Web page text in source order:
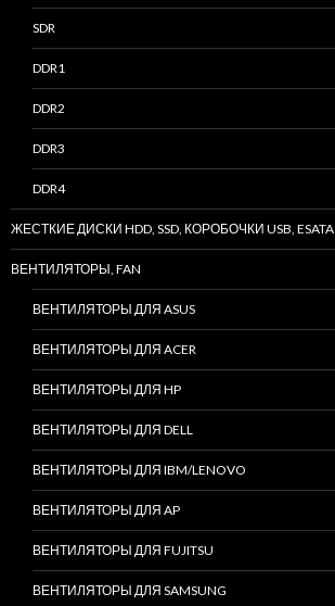
SDR
DDR1
DDR2
DDR3
DDR4
ЖЕСТКИЕ ДИСКИ HDD, SSD, КОРОБОЧКИ USB, ESATA
ВЕНТИЛЯТОРЫ, FAN
ВЕНТИЛЯТОРЫ ДЛЯ ASUS
ВЕНТИЛЯТОРЫ ДЛЯ ACER
ВЕНТИЛЯТОРЫ ДЛЯ HP
ВЕНТИЛЯТОРЫ ДЛЯ DELL
ВЕНТИЛЯТОРЫ ДЛЯ IBM/LENOVO
ВЕНТИЛЯТОРЫ ДЛЯ AP
ВЕНТИЛЯТОРЫ ДЛЯ FUJITSU
ВЕНТИЛЯТОРЫ ДЛЯ SAMSUNG